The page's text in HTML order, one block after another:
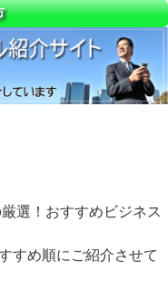
選！おすすめビジネス
すめ順にご紹介させて